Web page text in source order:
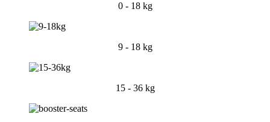
0 - 18 kg
9 - 18 kg
15 - 36 kg